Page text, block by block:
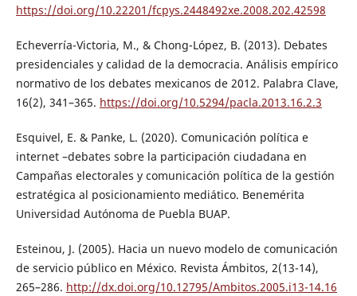
https://doi.org/10.22201/fcpys.2448492xe.2008.202.42598
Echeverría-Victoria, M., & Chong-López, B. (2013). Debates
presidenciales y calidad de la democracia. Análisis empírico
normativo de los debates mexicanos de 2012. Palabra Clave,
16(2), 341–365. https://doi.org/10.5294/pacla.2013.16.2.3
Esquivel, E. & Panke, L. (2020). Comunicación política e
internet –debates sobre la participación ciudadana en
Campañas electorales y comunicación política de la gestión
estratégica al posicionamiento mediático. Benemérita
Universidad Autónoma de Puebla BUAP.
Esteinou, J. (2005). Hacia un nuevo modelo de comunicación
de servicio público en México. Revista Ámbitos, 2(13-14),
265–286. http://dx.doi.org/10.12795/Ambitos.2005.i13-14.16